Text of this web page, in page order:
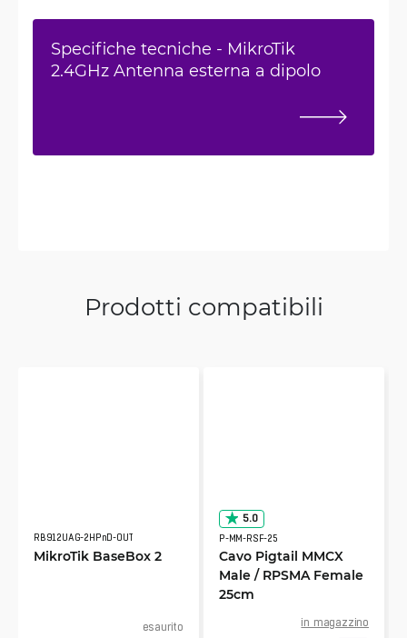
Specifiche tecniche - MikroTik
2.4GHz Antenna esterna a dipolo
Prodotti compatibili
RB912UAG-2HPnD-OUT
MikroTik BaseBox 2
esaurito
5.0
P-MM-RSF-25
Cavo Pigtail MMCX
Male / RPSMA Female
25cm
in magazzino